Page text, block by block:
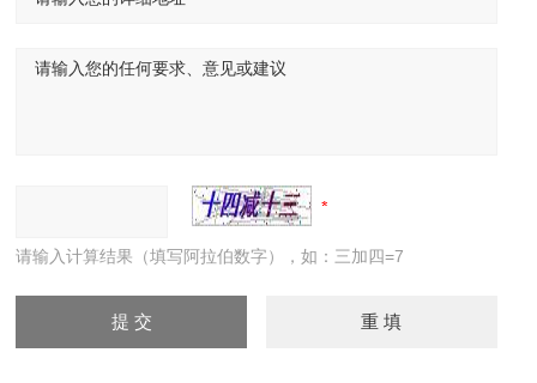
请输入计算结果（填写阿拉伯数字），如：三加四=7